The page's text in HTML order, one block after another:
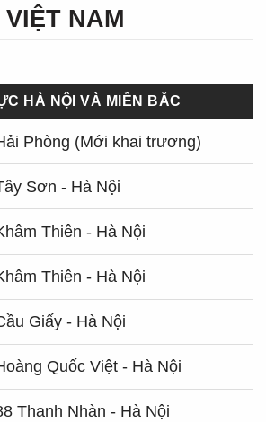
VIỆT NAM
HÀ NỘI VÀ MIỀN BẮC
Phòng (Mới khai trương)
Sơn - Hà Nội
Thiên - Hà Nội
Thiên - Hà Nội
Giấy - Hà Nội
Quốc Việt - Hà Nội
Thanh Nhàn - Hà Nội